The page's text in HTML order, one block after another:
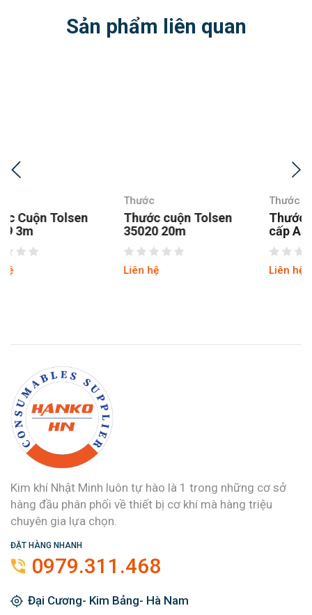
Sản phẩm liên quan
Thước cuộn Tolsen
35020 20m
Thước kéo 2 mặt cao
cấp Asaki AK-2710
Kim khí Nhật Minh luôn tự hào là 1 trong những cơ sở
hàng đầu phân phối về thiết bị cơ khí mà hàng triệu
chuyên gia lựa chọn.
ĐẶT HÀNG NHANH
0979.311.468
Đại Cương- Kim Bảng- Hà Nam